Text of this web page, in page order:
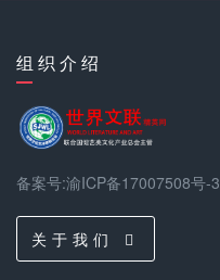
组 织 介 绍
备案号:渝ICP备17007508号-3
关 于 我 们